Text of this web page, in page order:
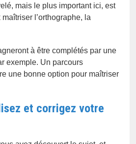
mais le plus important ici, est
l’orthographe, la
à être complétés par une
exemple. Un parcours
une bonne option pour maîtriser
et corrigez votre